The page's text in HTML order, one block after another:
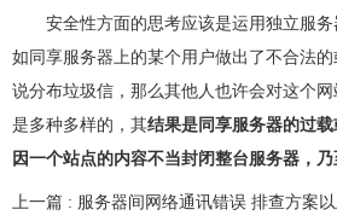
安全性方面的思考应该是运用独立服
如同享服务器上的某个用户做出了不合法
说分布垃圾信，那么其他人也许会对这个
是多种多样的，其结果是同享服务器的过
因一个站点的内容不当封闭整台服务器，乃
上一篇 : 服务器间网络通讯错误 排查方案